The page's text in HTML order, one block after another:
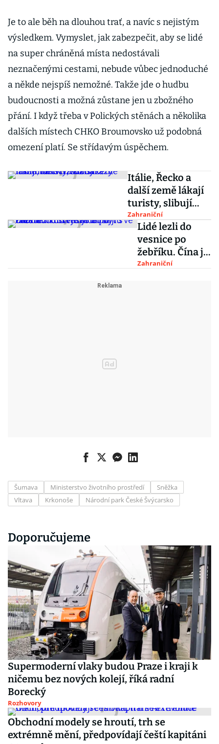
Je to ale běh na dlouhou trať, a navíc s nejistým
výsledkem. Vymyslet, jak zabezpečit, aby se lidé
na super chráněná místa nedostávali
neznačenými cestami, nebude vůbec jednoduché
a někde nejspíš nemožné. Takže jde o hudbu
budoucnosti a možná zůstane jen u zbožného
přání. I když třeba v Polických stěnách a několika
dalších místech CHKO Broumovsko už podobná
omezení platí. Se střídavým úspěchem.
Itálie, Řecko a
další země lákají
turisty, slibují
minimální riziko
nákazy
Zahraniční
Lidé lezli do
vesnice po
žebříku. Čína je
kvůli boji s
Zahraniční
Šumava Ministerstvo životního prostředí
Sněžka
Vltava
Krkonoše Národní park České Švýcarsko
Doporučujeme
Supermoderní vlaky budou Praze i kraji k
ničemu bez nových kolejí, říká radní
Borecký
Rozhovory
Obchodní modely se hroutí, trh se
extrémně mění, předpovídají čeští kapitáni